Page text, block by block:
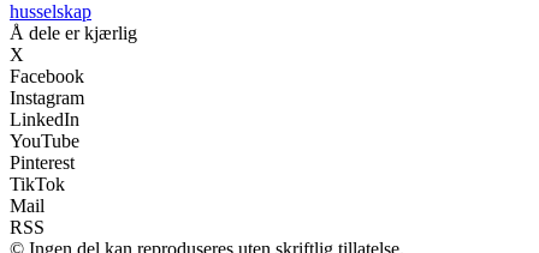
husselskap
Å dele er kjærlig
X
Facebook
Instagram
LinkedIn
YouTube
Pinterest
TikTok
Mail
RSS